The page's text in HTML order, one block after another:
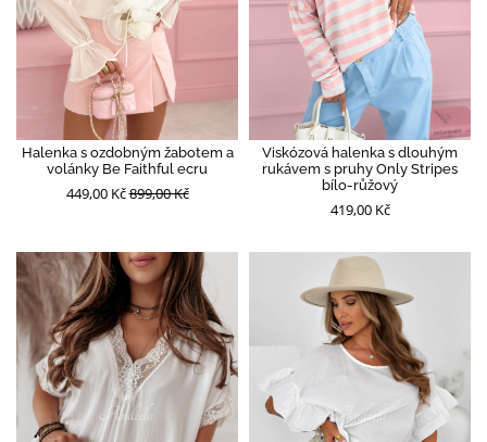
Halenka s ozdobným žabotem a
volánky Be Faithful ecru
449,00 Kč899,00 Kč
Viskózová halenka s dlouhým
rukávem s pruhy Only Stripes
bílo-růžový
419,00 Kč